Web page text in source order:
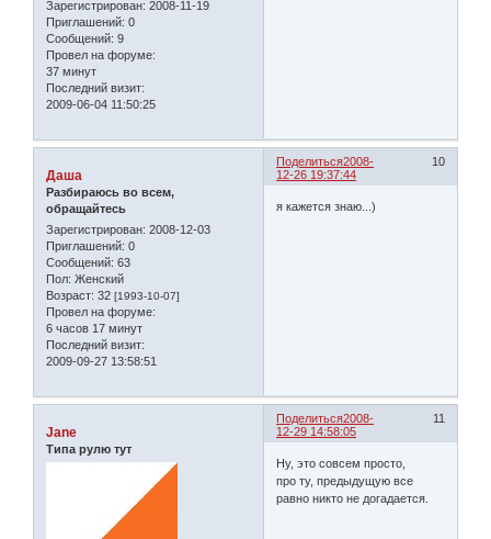
Зарегистрирован: 2008-11-19
Приглашений: 0
Сообщений: 9
Провел на форуме:
37 минут
Последний визит:
2009-06-04 11:50:25
Поделиться 10
2008-
12-26 19:37:44
Даша
Разбираюсь во всем,
обращайтесь
Зарегистрирован: 2008-12-03
Приглашений: 0
Сообщений: 63
Пол: Женский
Возраст: 32 [1993-10-07]
Провел на форуме:
6 часов 17 минут
Последний визит:
2009-09-27 13:58:51
я кажется знаю...)
Поделиться 11
2008-
12-29 14:58:05
Jane
Типа рулю тут
Ну, это совсем просто,
про ту, предыдущую все
равно никто не догадается.